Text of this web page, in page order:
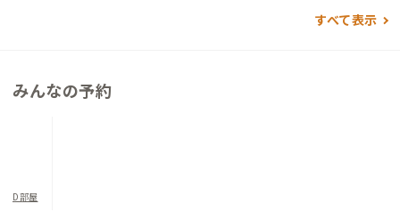
すべて表示
みんなの予約
D部屋